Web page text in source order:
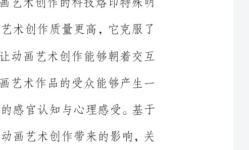
种浸没感，有利于增加他们对动画艺术的感官认知与心理感受。基于
此，我们应当着重思考虚拟现实技术对动画艺术创作带来的影响，关
注虚拟现实技术对动画艺术创作富强事业的乐观影响，应对动画艺术